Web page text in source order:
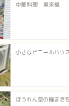
中華料理 東来福
小さなビニールハウ
ほうれん草の種まき